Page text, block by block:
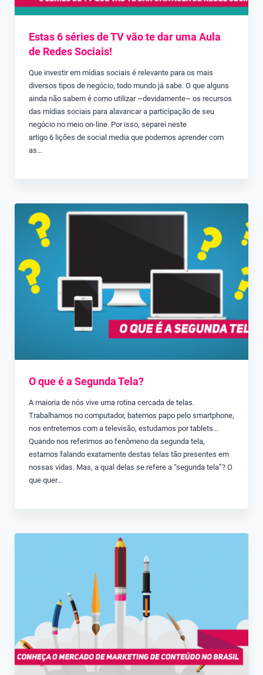
Estas 6 séries de TV vão te dar uma Aula
de Redes Sociais!
Que investir em mídias sociais é relevante para os mais
diversos tipos de negócio, todo mundo já sabe. O que alguns
ainda não sabem é como utilizar ~devidamente~ os recursos
das mídias sociais para alavancar a participação de seu
negócio no meio on-line. Por isso, separei neste
artigo 6 lições de social media que podemos aprender com
as…
O que é a Segunda Tela?
A maioria de nós vive uma rotina cercada de telas.
Trabalhamos no computador, batemos papo pelo smartphone,
nos entretemos com a televisão, estudamos por tablets…
Quando nos referimos ao fenômeno da segunda tela,
estamos falando exatamente destas telas tão presentes em
nossas vidas. Mas, a qual delas se refere a “segunda tela”? O
que quer…